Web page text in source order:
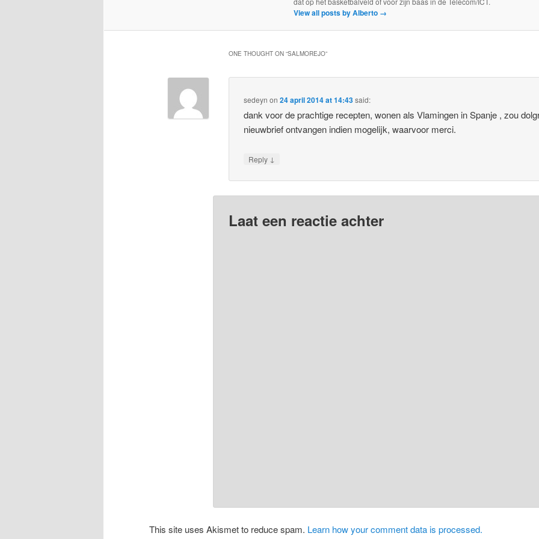
View all posts by Alberto →
ONE THOUGHT ON “SALMOREJO”
sedeyn on24 april 2014 at 14:43said:
dank voor de prachtige recepten, wonen als Vlamingen in Spanje , zou
nieuwbrief ontvangen indien mogelijk, waarvoor merci.
Reply ↓
Laat een reactie achter
This site uses Akismet to reduce spam. Learn how your comment data is processed.